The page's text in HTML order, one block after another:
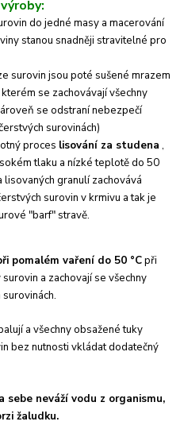
do jedné masy a macerování
stanou snadněji stravitelné pro
surovin jsou poté sušené mrazem
se zachovávají všechny
se odstraní nebezpečí
surovinách)
proces lisování za studena ,
tlaku a nízké teplotě do 50
granulí zachovává
surovin v krmivu a tak je
"barf" stravě.
pomalém vaření do 50 °Cpři
a zachovají se všechny
a všechny obsažené tuky
bez nutnosti vkládat dodatečný
neváží vodu z organismu,
žaludku.